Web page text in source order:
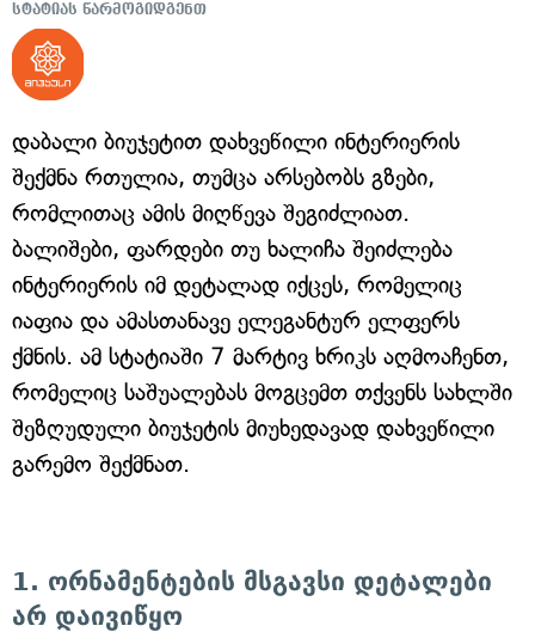
სტატიას წარმოგიდგენთ
დაბალი ბიუჯეტით დახვეწილი ინტერიერის
შექმნა რთულია, თუმცა არსებობს გზები,
რომლითაც ამის მიღწევა შეგიძლიათ.
ბალიშები, ფარდები თუ ხალიჩა შეიძლება
ინტერიერის იმ დეტალად იქცეს, რომელიც
იაფია და ამასთანავე ელეგანტურ ელფერს
ქმნის. ამ სტატიაში 7 მარტივ ხრიკს აღმოაჩენთ,
რომელიც საშუალებას მოგცემთ თქვენს სახლში
შეზღუდული ბიუჯეტის მიუხედავად დახვეწილი
გარემო შექმნათ.
1. ორნამენტების მსგავსი დეტალები
არ დაივიწყო